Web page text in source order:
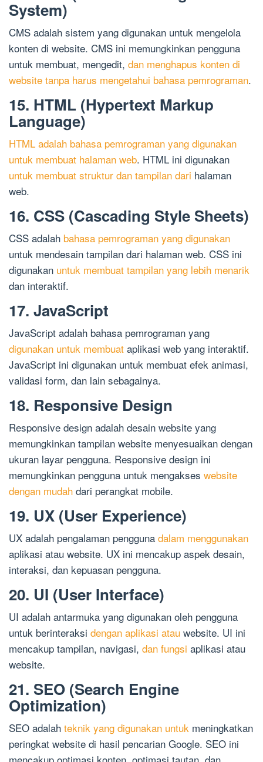
System)
CMS adalah sistem yang digunakan untuk mengelola
konten di website. CMS ini memungkinkan pengguna
untuk membuat, mengedit, dan menghapus konten di
website tanpa harus mengetahui bahasa pemrograman.
15. HTML (Hypertext Markup
Language)
HTML adalah bahasa pemrograman yang digunakan
untuk membuat halaman web. HTML ini digunakan
untuk membuat struktur dan tampilan dari halaman
web.
16. CSS (Cascading Style Sheets)
CSS adalah bahasa pemrograman yang digunakan
untuk mendesain tampilan dari halaman web. CSS ini
digunakan untuk membuat tampilan yang lebih menarik
dan interaktif.
17. JavaScript
JavaScript adalah bahasa pemrograman yang
digunakan untuk membuat aplikasi web yang interaktif.
JavaScript ini digunakan untuk membuat efek animasi,
validasi form, dan lain sebagainya.
18. Responsive Design
Responsive design adalah desain website yang
memungkinkan tampilan website menyesuaikan dengan
ukuran layar pengguna. Responsive design ini
memungkinkan pengguna untuk mengakses website
dengan mudah dari perangkat mobile.
19. UX (User Experience)
UX adalah pengalaman pengguna dalam menggunakan
aplikasi atau website. UX ini mencakup aspek desain,
interaksi, dan kepuasan pengguna.
20. UI (User Interface)
UI adalah antarmuka yang digunakan oleh pengguna
untuk berinteraksi dengan aplikasi atau website. UI ini
mencakup tampilan, navigasi, dan fungsi aplikasi atau
website.
21. SEO (Search Engine
Optimization)
SEO adalah teknik yang digunakan untuk meningkatkan
peringkat website di hasil pencarian Google. SEO ini